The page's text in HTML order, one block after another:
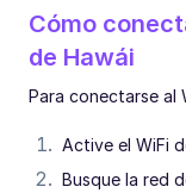
Cómo
de Hawái
Para conectarse al
Active el WiFi
Busque la red